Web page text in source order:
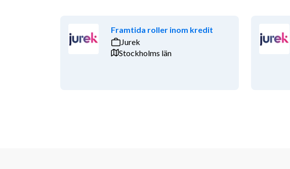
Framtida roller inom kredit
Jurek
Stockholms län